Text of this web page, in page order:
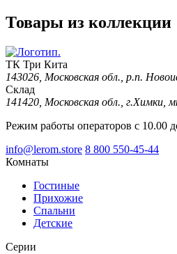
Товары из коллекции
ТК Три Кита
143026, Московская обл., р.п.
Склад
141420, Московская обл., г.Химки,
Режим работы операторов с 10.00
info@lerom.store 8 800 550-45-44
Комнаты
Гостиные
Прихожие
Спальни
Детские
Серии